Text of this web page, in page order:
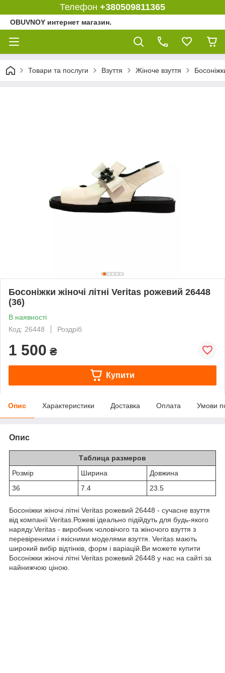
Телефон +380509811365
OBUVNOY интернет магазин.
Товари та послуги Взуття Жіноче взуття
Босоніжки жіночі літні Veritas рожевий 26448
(36)
В наявності
Код: 26448
Роздріб
1 500 ₴
Купити
Опис Характеристики Доставка Оплата Умови
Опис
Таблица размеров
Розмiр
Ширина
Довжина
36
7.4 23.5
Босоніжки жіночі літні Veritas рожевий 26448 - сучасне взуття
від компанії Veritas.Рожеві ідеально підійдуть для будь-якого
наряду.Veritas - виробник чоловічого та жіночого взуття з
перевіреними і якісними моделями взуття. Veritas мають
широкий вибір відтінків, форм і варіацій.Ви можете купити
Босоніжки жіночі літні Veritas рожевий 26448 у нас на сайті за
найнижчою ціною.